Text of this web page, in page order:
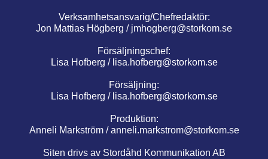
Verksamhetsansvarig/Chefredaktör:
Jon Mattias Högberg / jmhogberg@storkom.se
Försäljningschef:
Lisa Hofberg / lisa.hofberg@storkom.se
Försäljning:
Lisa Hofberg / lisa.hofberg@storkom.se
Produktion:
Anneli Markström /anneli.markstrom@storkom.se
Siten drivs av Stordåhd Kommunikation AB